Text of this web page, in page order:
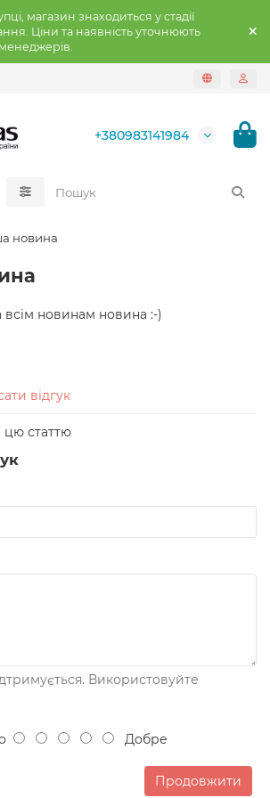
магазин знаходиться у стадії
Ціни та наявність уточнюють
+380983141984
новина
новинам новина :-)
відгук
цю статтю
Використовуйте
Добре
Продовжити